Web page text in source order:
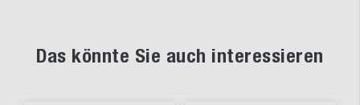
Das könnte Sie auch interessieren